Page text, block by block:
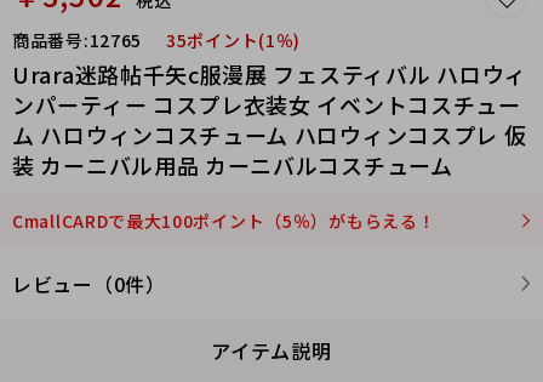
商品番号:12765 35ポイント(1％)
Urara迷路帖千矢c服漫展 フェスティバル ハロウィ
ンパーティー コスプレ衣装女 イベントコスチュー
ム ハロウィンコスチューム ハロウィンコスプレ 仮
装 カーニバル用品 カーニバルコスチューム
CmallCARDで最大100ポイント（5％）がもらえる！
レビュー（0件）
アイテム説明